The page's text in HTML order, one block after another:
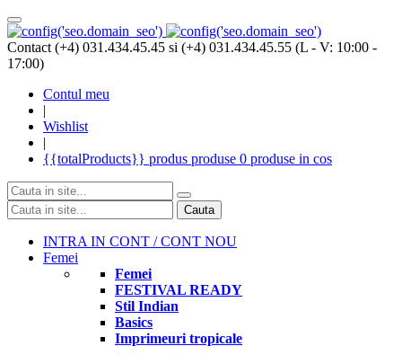
Contact (+4) 031.434.45.45 si (+4) 031.434.45.55 (L - V: 10:00 -
17:00)
Contul meu
|
Wishlist
|
{{totalProducts}} produs produse 0 produse in cos
Cauta
INTRA IN CONT / CONT NOU
Femei
Femei
FESTIVAL READY
Stil Indian
Basics
Imprimeuri tropicale